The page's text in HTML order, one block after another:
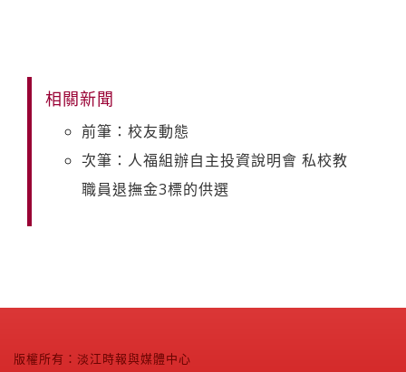
相關新聞
前筆：校友動態
次筆：人福組辦自主投資說明會 私校教
職員退撫金3標的供選
版權所有：淡江時報與媒體中心